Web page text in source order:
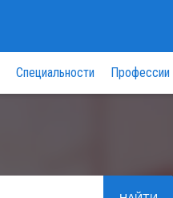
Специальности Профессии